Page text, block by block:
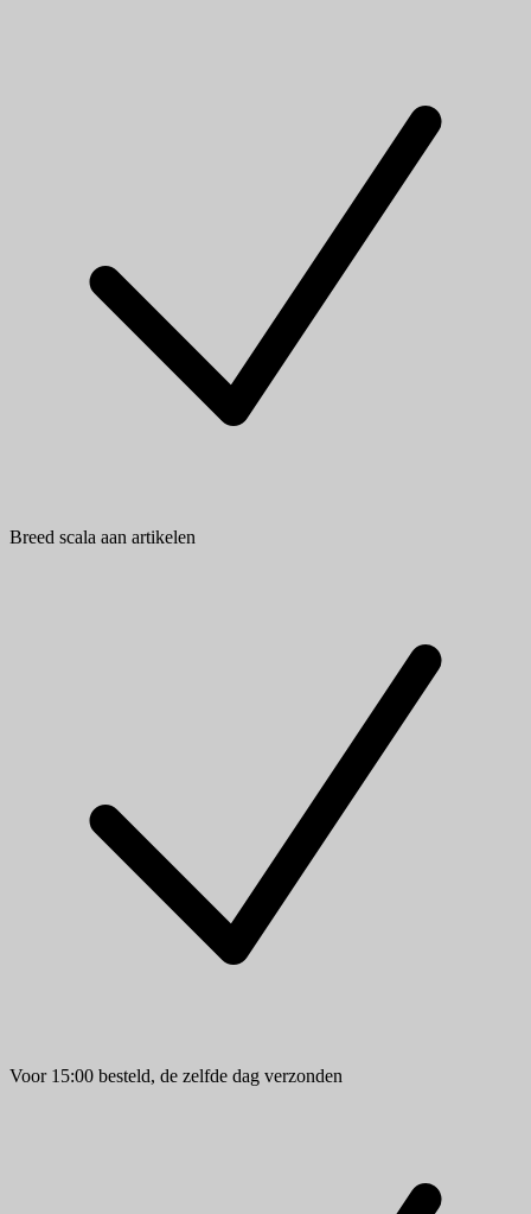
Breed scala aan artikelen
Voor 15:00 besteld, de zelfde dag verzonden